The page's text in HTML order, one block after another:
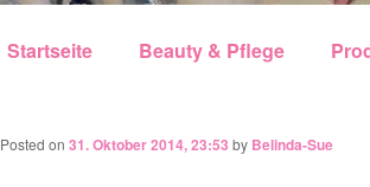
Zum Inhalt wechseln
Zum sekundären Inhalt wechseln
Startseite Beauty & Pflege
Posted on 31. Oktober 2014, 23:53 by Belinda-Sue